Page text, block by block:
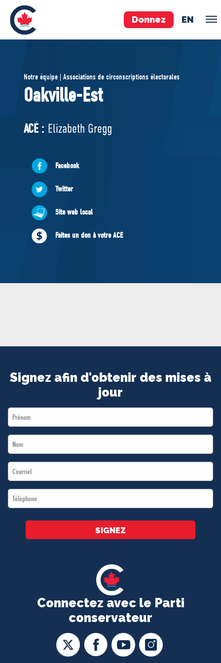
Donnez EN
ÉQUIPE
Pierre Poilievre
Vos députés conservateurs
Cabinet fantôme
Exécutif national
À PROPOS
Documents constitutifs
MÉDIAS
BÉNÉVOLE
Notre équipe | Associations de circonscriptions électorales
Oakville-Est
ACÉ : Elizabeth Gregg
Facebook
Twitter
Site web local
Faites un don à votre ACÉ
Connectez avec le Parti
conservateur
Signez afin d'obtenir des mises à
jour
First
Name
Last
Name
Email
*
Téléphone
*
SIGNEZ